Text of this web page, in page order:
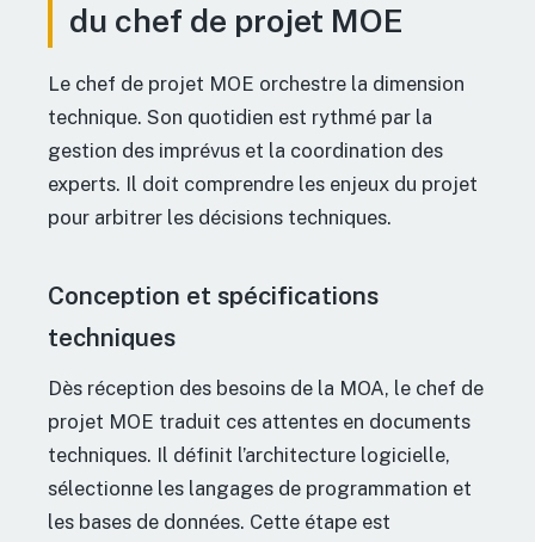
du chef de projet MOE
Le chef de projet MOE orchestre la dimension
technique. Son quotidien est rythmé par la
gestion des imprévus et la coordination des
experts. Il doit comprendre les enjeux du projet
pour arbitrer les décisions techniques.
Conception et spécifications
techniques
Dès réception des besoins de la MOA, le chef de
projet MOE traduit ces attentes en documents
techniques. Il définit l’architecture logicielle,
sélectionne les langages de programmation et
les bases de données. Cette étape est